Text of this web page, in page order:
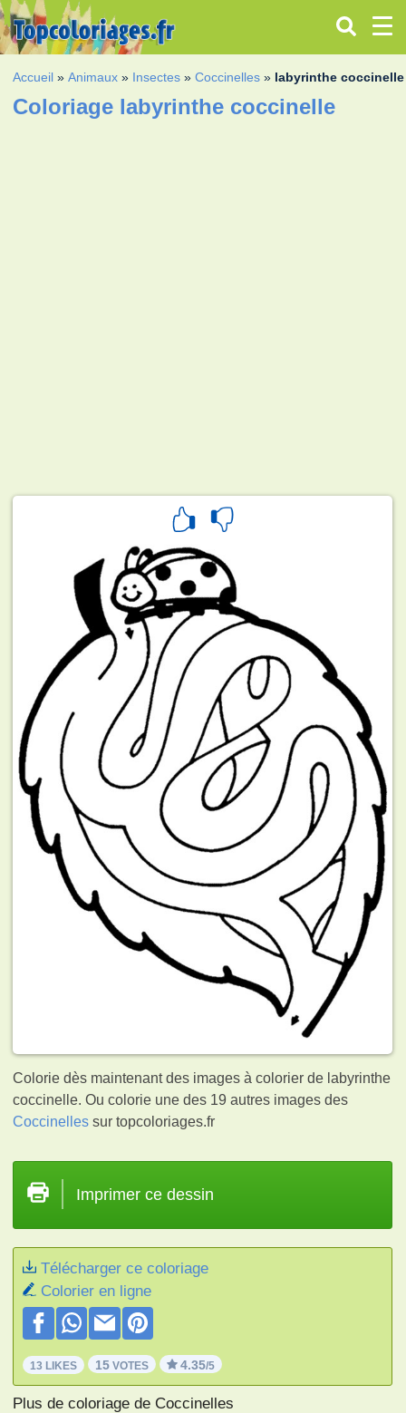
Accueil »Animaux » Insectes »Coccinelles » labyrinthe coccinelle
Coloriage labyrinthe coccinelle
Colorie dès maintenant des images à colorier de labyrinthe
coccinelle. Ou colorie une des 19 autres images des
Coccinelles sur topcoloriages.fr
Imprimer ce dessin
Télécharger ce coloriage
Colorier en ligne
13 LIKES 15 VOTES 4.35/5
Plus de coloriage de Coccinelles